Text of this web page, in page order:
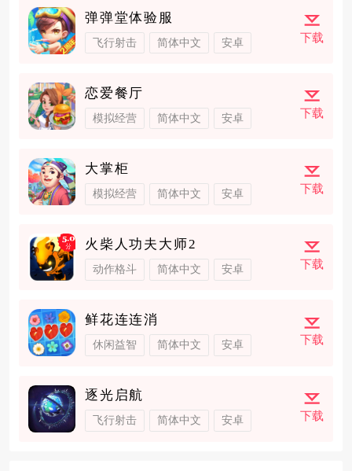
弹弹堂体验服
飞行射击 简体中文 安卓 下载
恋爱餐厅
模拟经营 简体中文 安卓 下载
大掌柜
模拟经营 简体中文 安卓 下载
火柴人功夫大师2
动作格斗 简体中文 安卓 下载
鲜花连连消
休闲益智 简体中文 安卓 下载
逐光启航
飞行射击 简体中文 安卓 下载